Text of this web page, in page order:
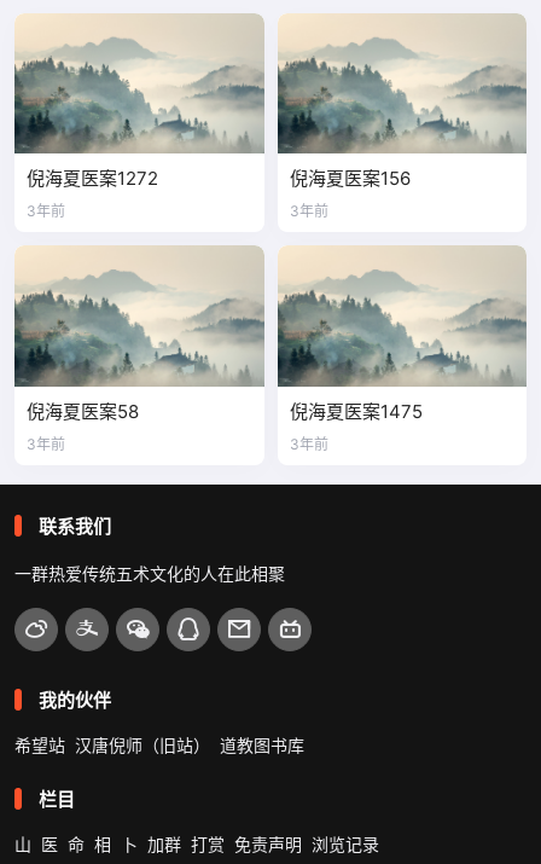
倪海夏医案1272
3年前
倪海夏医案156
3年前
倪海夏医案58
3年前
倪海夏医案1475
3年前
联系我们
一群热爱传统五术文化的人在此相聚
我的伙伴
希望站 汉唐倪师（旧站） 道教图书库
栏目
山 医 命 相 卜 加群 打赏 免责声明 浏览记录